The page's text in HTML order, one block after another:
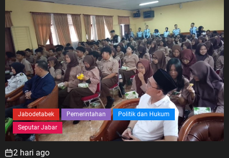
Jabodetabek Pemerintahan
Politik dan Hukum
Seputar Jabar
2 hari ago